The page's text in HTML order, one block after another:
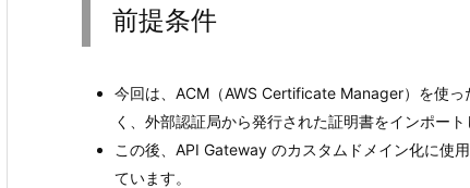
前提条件
今回は、ACM（AWS Certificate Manager）を使
く、外部認証局から発行された証明書をインポート
この後、API Gateway のカスタムドメイン化に使
ています。